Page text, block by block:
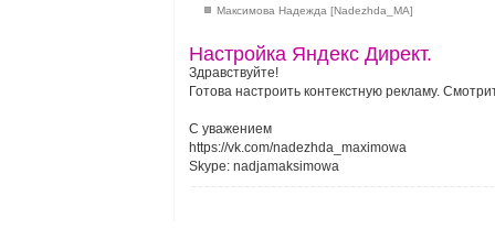
Максимова Надежда [Nadezhda_MA]
Настройка Яндекс Директ.
Здравствуйте!
Готова настроить контекстную рекламу.
С уважением
https://vk.com/nadezhda_maximowa
Skype: nadjamaksimowa